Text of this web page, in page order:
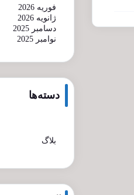
فوریه 2026
ژانویه 2026
دسامبر 2025
نوامبر 2025
دسته‌ها
بلاگ